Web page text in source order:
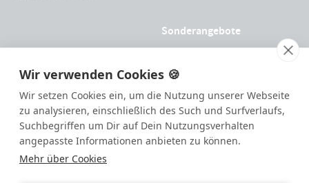
Wir verwenden Cookies 🍪
Wir setzen Cookies ein, um die Nutzung unserer Webseite
zu analysieren, einschließlich des Such und Surfverlaufs,
Suchbegriffen um Dir auf Dein Nutzungsverhalten
angepasste Informationen anbieten zu können.
Mehr über Cookies
Sonderangebote
Für logopädieaustria Mitglieder
Für OEGO Mitglieder
Für VDOE Mitglieder